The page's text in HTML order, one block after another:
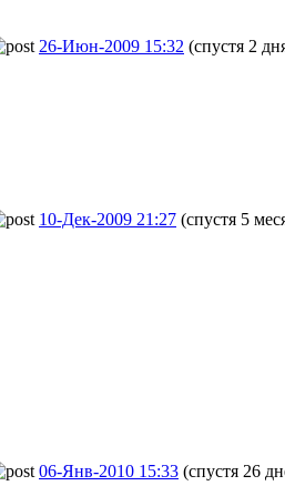
26-Июн-2009 15:32 (спустя 2
10-Дек-2009 21:27 (спустя 5
06-Янв-2010 15:33 (спустя 26